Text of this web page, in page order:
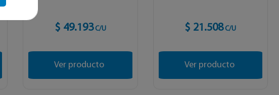
$ 49.193 C/U
Ver producto
$ 21.508 C/U
Ver producto